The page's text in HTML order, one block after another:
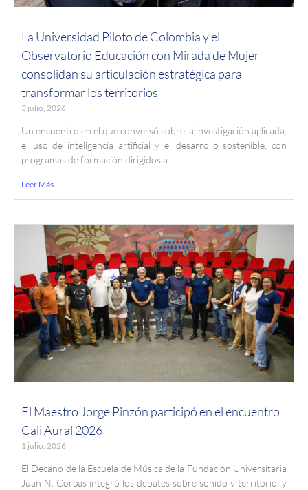
La Universidad Piloto de Colombia y el
Observatorio Educación con Mirada de Mujer
consolidan su articulación estratégica para
transformar los territorios
3 julio, 2026
Un encuentro en el que conversó sobre la investigación aplicada,
el uso de inteligencia artificial y el desarrollo sostenible, con
programas de formación dirigidos a
Leer Más
El Maestro Jorge Pinzón participó en el encuentro
Cali Aural 2026
1 julio, 2026
El Decano de la Escuela de Música de la Fundación Universitaria
Juan N. Corpas integró los debates sobre sonido y territorio, y